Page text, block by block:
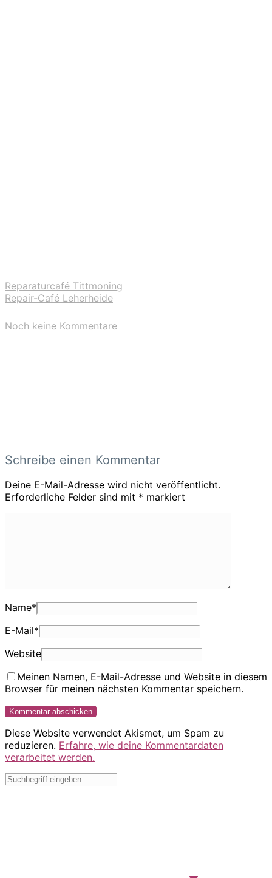
Reparaturcafé Tittmoning
Repair-Café Leherheide
Noch keine Kommentare
Schreibe einen Kommentar
Deine E-Mail-Adresse wird nicht veröffentlicht.
Erforderliche Felder sind mit * markiert
Name*
E-Mail*
Website
Meinen Namen, E-Mail-Adresse und Website in diesem
Browser für meinen nächsten Kommentar speichern.
Diese Website verwendet Akismet, um Spam zu
reduzieren. Erfahre, wie deine Kommentardaten
verarbeitet werden.